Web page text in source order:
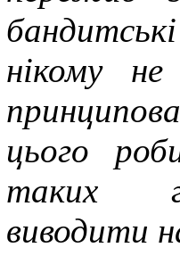
нікому
цього
таких
виводити